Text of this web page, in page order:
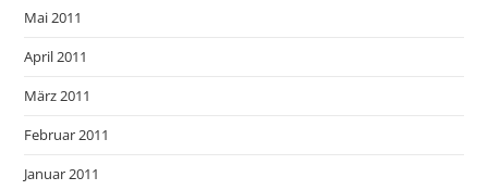
Mai 2011
April 2011
März 2011
Februar 2011
Januar 2011